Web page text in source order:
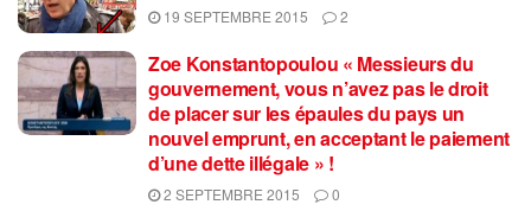
19 SEPTEMBRE 2015 2
Zoe Konstantopoulou « Messieurs du
gouvernement, vous n’avez pas le droit
de placer sur les épaules du pays un
nouvel emprunt, en acceptant le paiement
d’une dette illégale » !
2 SEPTEMBRE 2015 0